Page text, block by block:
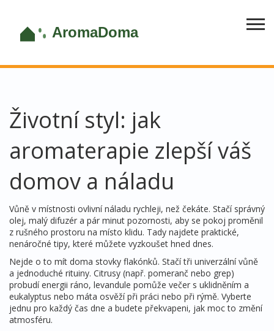
Životní styl: jak
aromaterapie zlepší váš
domov a náladu
Vůně v místnosti ovlivní náladu rychleji, než čekáte. Stačí správný
olej, malý difuzér a pár minut pozornosti, aby se pokoj proměnil
z rušného prostoru na místo klidu. Tady najdete praktické,
nenáročné tipy, které můžete vyzkoušet hned dnes.
Nejde o to mít doma stovky flakónků. Stačí tři univerzální vůně
a jednoduché rituiny. Citrusy (např. pomeranč nebo grep)
probudí energii ráno, levandule pomůže večer s uklidněním a
eukalyptus nebo máta osvěží při práci nebo při rýmě. Vyberte
jednu pro každý čas dne a budete překvapeni, jak moc to změní
atmosféru.